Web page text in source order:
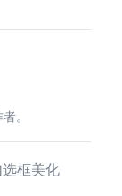
。
框美化